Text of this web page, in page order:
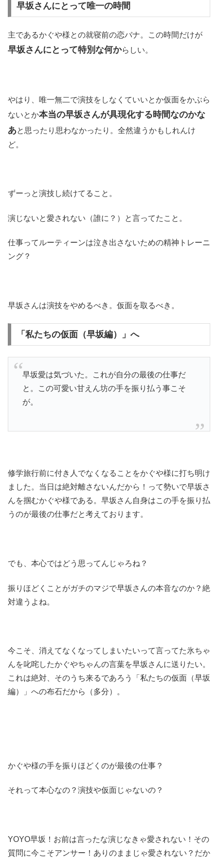
早坂さんにとって唯一の時間
主であるかぐや様との就寝前の恋バナ。この時間だけが
早坂さんにとって特別な何からしい。
やはり、唯一無二で演技をしなくていいとか仮面をかぶら
ないとか本当の早坂さんが具現化する時間なのかな
あと思ったり思わなかったり。全然違うかもしれんけ
ど。
ずーっと演技し続けてること。
演じないと愛されない（誰に？）と言ってたこと。
仕事ってルーティーンは泣き出さないための精神トレーニ
ング？
早坂さんは演技をやめるべき。仮面を取るべき。
「私たちの仮面（早坂編）」へ
早坂愛は気づいた。これが自分の最後の仕事だ
と。この可愛い甘えん坊の手を振り払う事こそ
が。
修学旅行前に付き人でなくなることをかぐや様に打ち明け
ました。当日は絶対離さないんだから！って勢いで早坂さ
んを掴むかぐや様である。早坂さん自身はこの手を振り払
うのが最後の仕事だと考えております。
でも、本心ではどう思ってんじゃろね？
振りほどくことがガチのマジで早坂さんの本音なのか？絶
対違うよね。
今こそ、消えてなくなってしまいたいって言ってた氷ちゃ
んを叱咤したかぐやちゃんの言葉を早坂さんに送りたい。
これは絶対、そのうち来るであろう「私たちの仮面（早坂
編）」への布石だから（多分）。
かぐや様の手を振りほどくのが最後の仕事？
それって本心なの？演技や仮面じゃないの？
YOYO早坂！お前は言ったな演じなきゃ愛されない！その
質問に今こそアンサー！ありのままじゃ愛されない？だか